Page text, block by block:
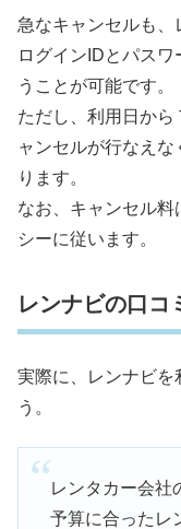
急なキャンセルも、
ログインIDとパス
うことが可能です。
ただし、利用日から
ャンセルが行なえ
ります。
なお、キャンセル料
シーに従います。
レンナビの口コ
実際に、レンナビを
う。
レンタカー会社
予算に合ったレ